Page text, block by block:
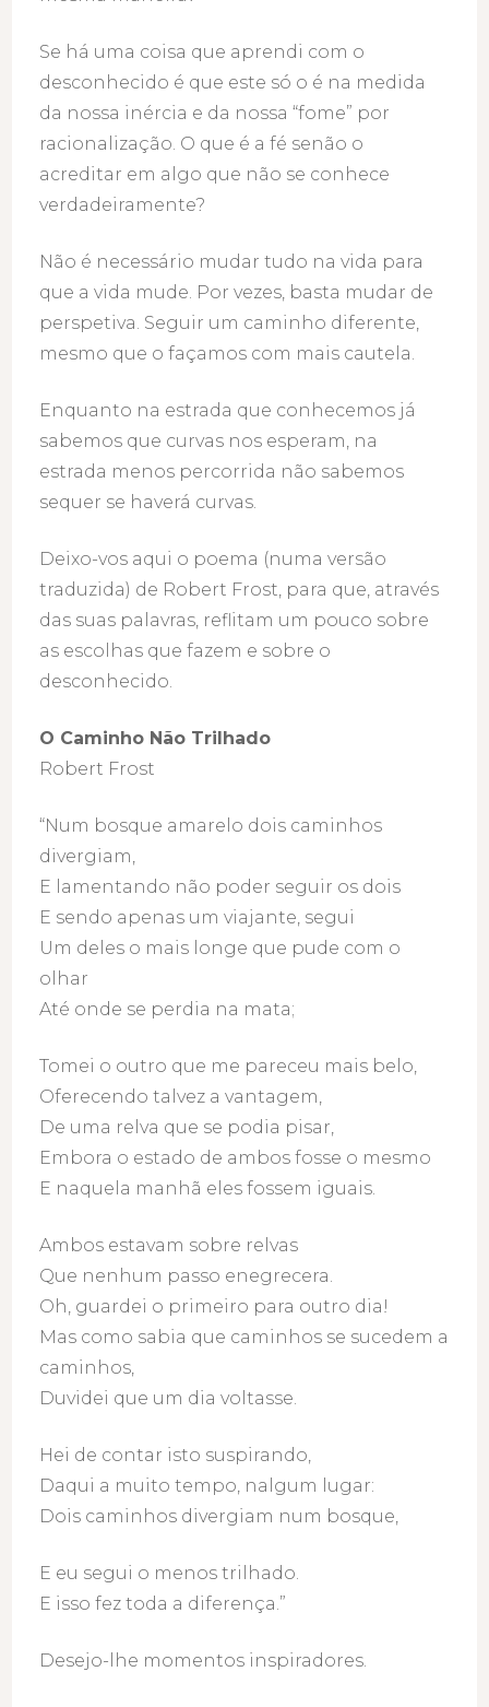
Se há uma coisa que aprendi com o
desconhecido é que este só o é na medida
da nossa inércia e da nossa “fome” por
racionalização. O que é a fé senão o
acreditar em algo que não se conhece
verdadeiramente?
Não é necessário mudar tudo na vida para
que a vida mude. Por vezes, basta mudar de
perspetiva. Seguir um caminho diferente,
mesmo que o façamos com mais cautela.
Enquanto na estrada que conhecemos já
sabemos que curvas nos esperam, na
estrada menos percorrida não sabemos
sequer se haverá curvas.
Deixo-vos aqui o poema (numa versão
traduzida) de Robert Frost, para que, através
das suas palavras, reflitam um pouco sobre
as escolhas que fazem e sobre o
desconhecido.
O Caminho Não Trilhado
Robert Frost
“Num bosque amarelo dois caminhos
divergiam,
E lamentando não poder seguir os dois
E sendo apenas um viajante, segui
Um deles o mais longe que pude com o
olhar
Até onde se perdia na mata;
Tomei o outro que me pareceu mais belo,
Oferecendo talvez a vantagem,
De uma relva que se podia pisar,
Embora o estado de ambos fosse o mesmo
E naquela manhã eles fossem iguais.
Ambos estavam sobre relvas
Que nenhum passo enegrecera.
Oh, guardei o primeiro para outro dia!
Mas como sabia que caminhos se sucedem a
caminhos,
Duvidei que um dia voltasse.
Hei de contar isto suspirando,
Daqui a muito tempo, nalgum lugar:
Dois caminhos divergiam num bosque,
E eu segui o menos trilhado.
E isso fez toda a diferença.”
Desejo-lhe momentos inspiradores.